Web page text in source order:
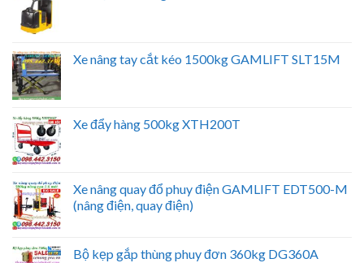
Xe nâng tay cắt kéo 1500kg GAMLIFT SLT15M
Xe đẩy hàng 500kg XTH200T
Xe nâng quay đổ phuy điện GAMLIFT EDT500-M
(nâng điện, quay điện)
Bộ kẹp gắp thùng phuy đơn 360kg DG360A